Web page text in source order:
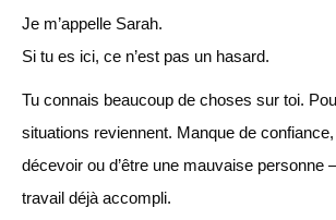
Je m’appelle Sarah.
Si tu es ici, ce n’est pas un hasard.
Tu connais beaucoup de choses sur toi.
situations reviennent. Manque de
décevoir ou d’être une mauvaise personne
travail déjà accompli.